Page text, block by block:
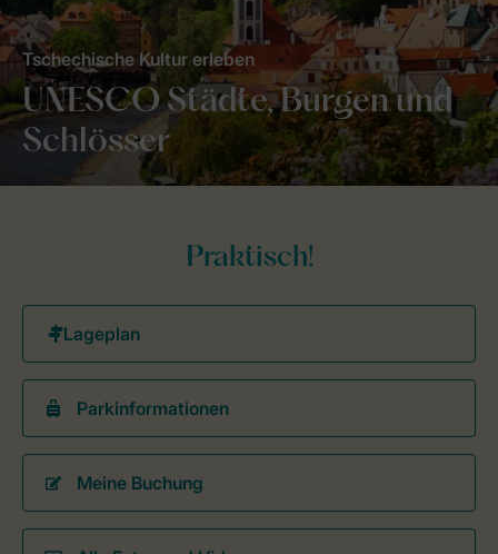
UNESCO Städte, Burgen und
Schlösser
Tschechische Kultur erleben
Praktisch!
Parkinformationen
Meine Buchung